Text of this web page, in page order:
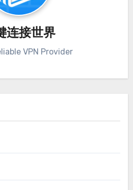
连接世界
VPN Provider